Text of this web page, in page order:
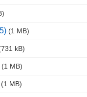
(1 MB)
kB)
(1 MB)
(1 MB)